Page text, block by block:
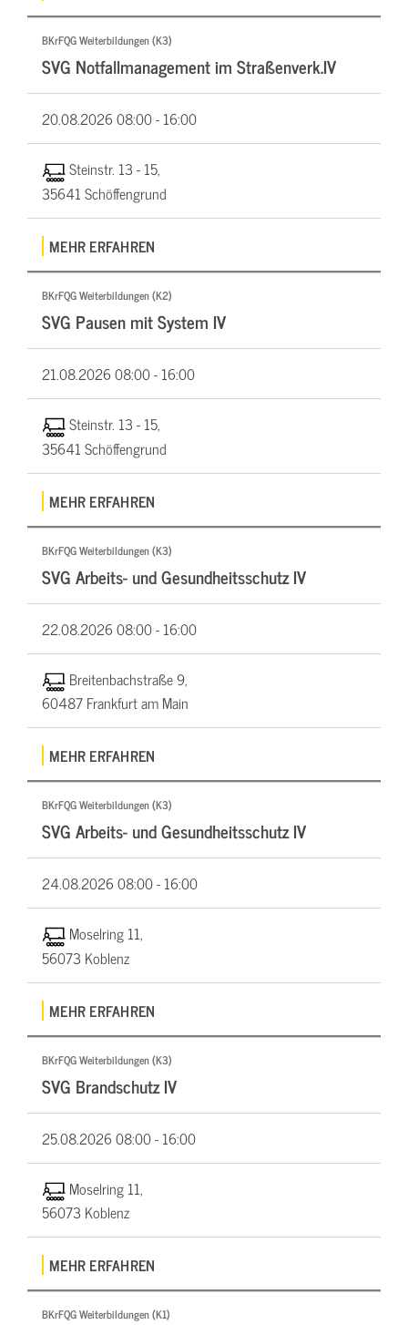
BKrFQG Weiterbildungen (K3)
SVG Notfallmanagement im Straßenverk.IV
20.08.202608:00 - 16:00
Steinstr. 13 - 15,
35641 Schöffengrund
MEHR ERFAHREN
BKrFQG Weiterbildungen (K2)
SVG Pausen mit System IV
21.08.202608:00 - 16:00
Steinstr. 13 - 15,
35641 Schöffengrund
MEHR ERFAHREN
BKrFQG Weiterbildungen (K3)
SVG Arbeits- und Gesundheitsschutz IV
22.08.202608:00 - 16:00
Breitenbachstraße 9,
60487 Frankfurt am Main
MEHR ERFAHREN
BKrFQG Weiterbildungen (K3)
SVG Arbeits- und Gesundheitsschutz IV
24.08.202608:00 - 16:00
Moselring 11,
56073 Koblenz
MEHR ERFAHREN
BKrFQG Weiterbildungen (K3)
SVG Brandschutz IV
25.08.202608:00 - 16:00
Moselring 11,
56073 Koblenz
MEHR ERFAHREN
BKrFQG Weiterbildungen (K1)